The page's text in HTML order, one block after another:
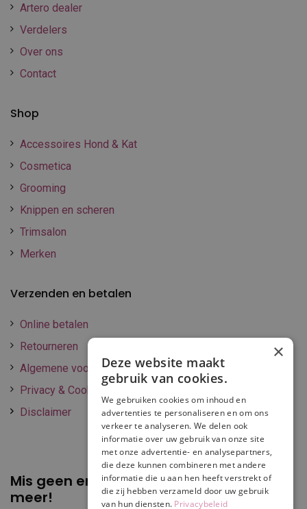
Artero dealer
Verdelers
Over ons
Contact
Shop
Accessoires Hond & Kat
Cosmetica
Grooming
Knippen en scheren
Trimsalon
Merken
Verzenden en betalen
Online betalen
Retourneren
Algemene voorwaarden
Privacy & Cookie policy
Disclaimer
Mis geen enkelepromotie of korting
meer!
×
Deze website maakt
gebruik van cookies.
We gebruiken cookies om inhoud en
advertenties te personaliseren en om ons
verkeer te analyseren. We delen ook
informatie over uw gebruik van onze site
met onze advertentie- en analysepartners,
die deze kunnen combineren met andere
informatie die u aan hen heeft verstrekt of
die zij hebben verzameld door uw gebruik
van hun diensten. Privacybeleid